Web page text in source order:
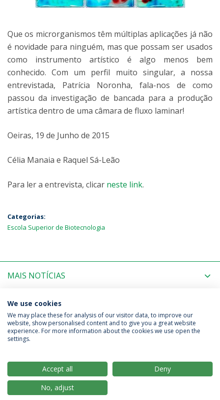
Que os microrganismos têm múltiplas aplicações já não
é novidade para ninguém, mas que possam ser usados
como instrumento artístico é algo menos bem
conhecido. Com um perfil muito singular, a nossa
entrevistada, Patrícia Noronha, fala-nos de como
passou da investigação de bancada para a produção
artística dentro de uma câmara de fluxo laminar!
Oeiras, 19 de Junho de 2015
Célia Manaia e Raquel Sá-Leão
Para ler a entrevista, clicar neste link.
Categorias:
Escola Superior de Biotecnologia
MAIS NOTÍCIAS
PRÓXIMOS EVENTOS
Política de Privacidade
Termos & Condições
© 2026 Universidade Católica Portuguesa
We use cookies
We may place these for analysis of our visitor data, to improve our
website, show personalised content and to give you a great website
experience. For more information about the cookies we use open the
settings.
Accept all
Deny
No, adjust